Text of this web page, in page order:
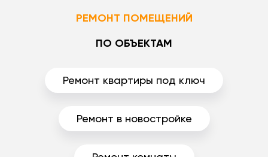
РЕМОНТ ПОМЕЩЕНИЙ
ПО ОБЪЕКТАМ
Ремонт квартиры под ключ
Ремонт в новостройке